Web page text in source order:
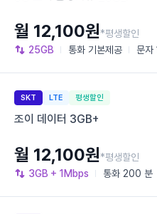
25GB 통화 기본제공 문자
월 12,100원*평생할인
SKT LTE 평생할인
조이 데이터 3GB+
3GB + 1Mbps 통화 200 분
월 12,100원*평생할인